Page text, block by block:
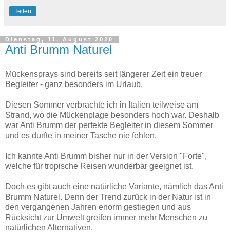
Teilen
Dienstag, 11. August 2020
Anti Brumm Naturel
Mückensprays sind bereits seit längerer Zeit ein treuer
Begleiter - ganz besonders im Urlaub.
Diesen Sommer verbrachte ich in Italien teilweise am
Strand, wo die Mückenplage besonders hoch war. Deshalb
war Anti Brumm der perfekte Begleiter in diesem Sommer
und es durfte in meiner Tasche nie fehlen.
Ich kannte Anti Brumm bisher nur in der Version "Forte",
welche für tropische Reisen wunderbar geeignet ist.
Doch es gibt auch eine natürliche Variante, nämlich das Anti
Brumm Naturel. Denn der Trend zurück in der Natur ist in
den vergangenen Jahren enorm gestiegen und aus
Rücksicht zur Umwelt greifen immer mehr Menschen zu
natürlichen Alternativen.